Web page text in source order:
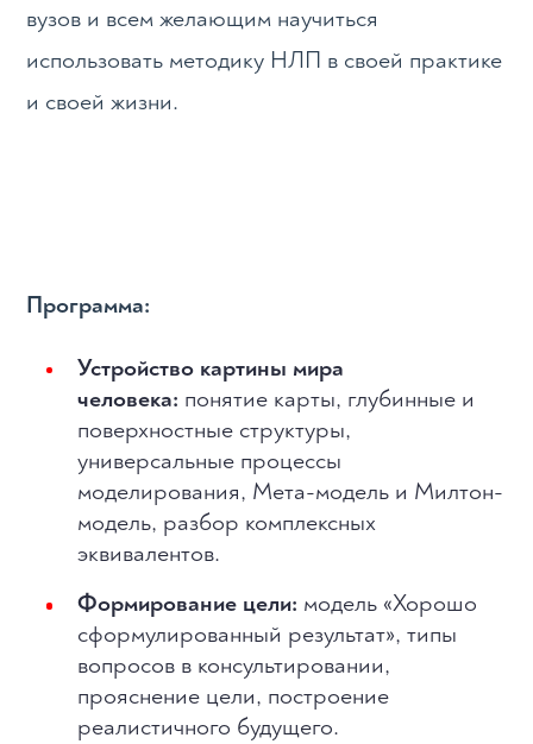
вузов и всем желающим научиться
использовать методику НЛП в своей практике
и своей жизни.
Программа:
Устройство картины мира
человека: понятие карты, глубинные и
поверхностные структуры,
универсальные процессы
моделирования, Мета-модель и Милтон-
модель, разбор комплексных
эквивалентов.
Формирование цели: модель «Хорошо
сформулированный результат», типы
вопросов в консультировании,
прояснение цели, построение
реалистичного будущего.